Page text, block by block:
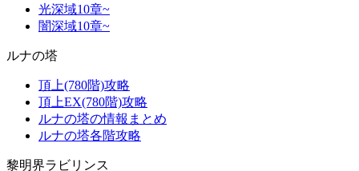
光深域10章~
闇深域10章~
ルナの塔
頂上(780階)攻略
頂上EX(780階)攻略
ルナの塔の情報まとめ
ルナの塔各階攻略
黎明界ラビリンス